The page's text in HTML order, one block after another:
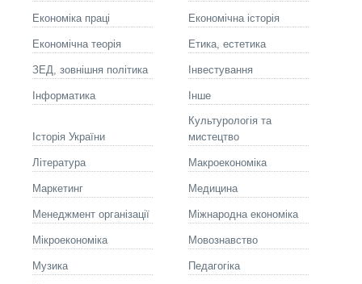
Економіка праці Економічна історія
Економічна теорія Етика, естетика
ЗЕД, зовнішня політика Інвестування
Інформатика Інше
Історія України
Культурологія та
мистецтво
Літературa Макроекономіка
Маркетинг Медицина
Менеджмент організації Міжнародна економіка
Мікроекономіка Мовознавство
Музика Педагогіка